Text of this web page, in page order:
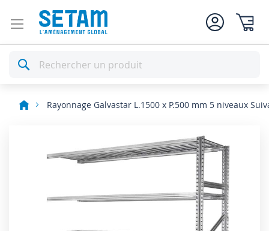
Rechercher
Rayonnage Galvastar L.1500 x P.500 mm 5 niveaux